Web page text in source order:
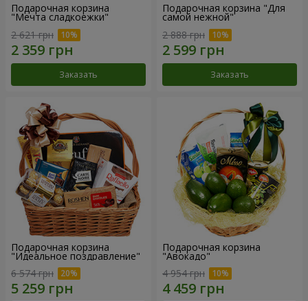
Подарочная корзина
"Мечта сладкоежки"
2 621 грн
Заказать
Подарочная корзина "Для
самой нежной"
2 888 грн
Заказать
Подарочная корзина
"Идеальное поздравление"
6 574 грн
Подарочная корзина
"Авокадо"
4 954 грн